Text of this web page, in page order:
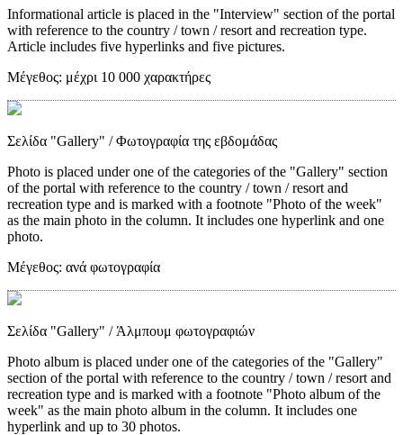
Informational article is placed in the "Interview" section of the portal
with reference to the country / town / resort and recreation type.
Article includes five hyperlinks and five pictures.
Μέγεθος: μέχρι 10 000 χαρακτήρες
Σελίδα "Gallery" / Φωτογραφία της εβδομάδας
Photo is placed under one of the categories of the "Gallery" section
of the portal with reference to the country / town / resort and
recreation type and is marked with a footnote "Photo of the week"
as the main photo in the column. It includes one hyperlink and one
photo.
Μέγεθος: ανά φωτογραφία
Σελίδα "Gallery" / Άλμπουμ φωτογραφιών
Photo album is placed under one of the categories of the "Gallery"
section of the portal with reference to the country / town / resort and
recreation type and is marked with a footnote "Photo album of the
week" as the main photo album in the column. It includes one
hyperlink and up to 30 photos.